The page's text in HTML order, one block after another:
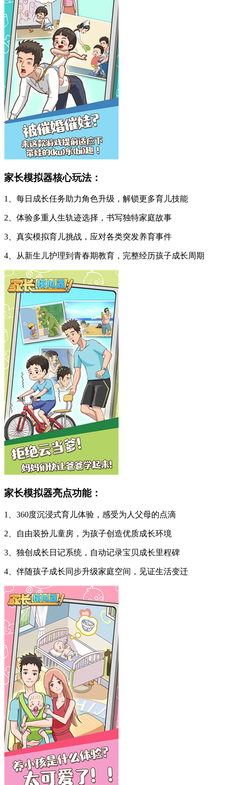
家长模拟器核心玩法：
1、每日成长任务助力角色升级，解锁更多育儿技能
2、体验多重人生轨迹选择，书写独特家庭故事
3、真实模拟育儿挑战，应对各类突发养育事件
4、从新生儿护理到青春期教育，完整经历孩子成长周期
家长模拟器亮点功能：
1、360度沉浸式育儿体验，感受为人父母的点滴
2、自由装扮儿童房，为孩子创造优质成长环境
3、独创成长日记系统，自动记录宝贝成长里程碑
4、伴随孩子成长同步升级家庭空间，见证生活变迁